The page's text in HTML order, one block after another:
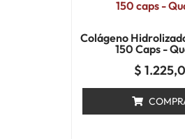
Colágeno
150 Caps -
$